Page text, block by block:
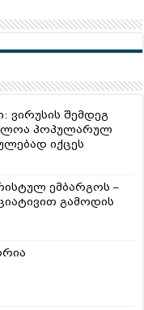
ვირუსის შემდეგ
პოპულარულ
იქცეს
ემბარგოს –
გამოდის